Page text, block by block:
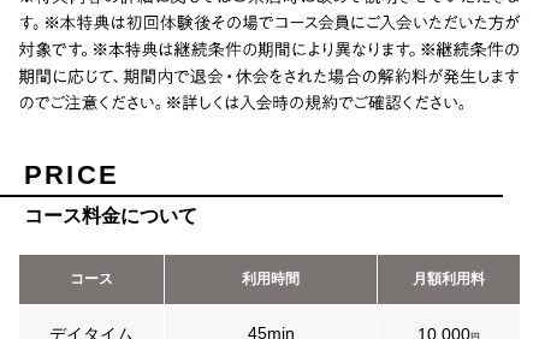
PRICE
コース料金について
コース 利用時間 月額利用料
デイタイム 45min 10,000円